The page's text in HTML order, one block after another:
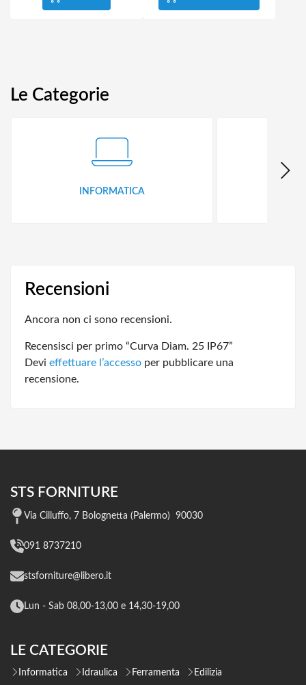
Le Categorie
INFORMATICA
Recensioni
Ancora non ci sono recensioni.
Recensisci per primo “Curva Diam. 25 IP67”
Devi effettuare l’accesso per pubblicare una
recensione.
STS FORNITURE
Via Cilluffo, 7 Bolognetta (Palermo) 90030
091 8737210
stsforniture@libero.it
Lun - Sab 08,00-13,00 e 14,30-19,00
LE CATEGORIE
Informatica Idraulica Ferramenta Edilizia